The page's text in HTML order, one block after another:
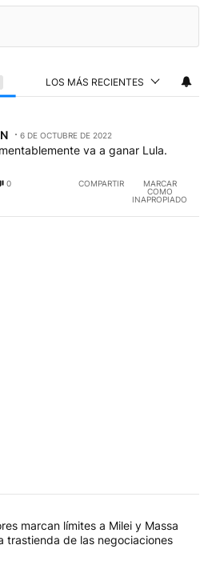
LOS MÁS RECIENTES
6 DE OCTUBRE DE 2022
va a ganar Lula.
0 COMPARTIR
MARCAR
COMO
INAPROPIADO
con más comentarios en los
el título "Los gobernadores
marcan límites a Milei y Massa
trastienda de las negociaciones